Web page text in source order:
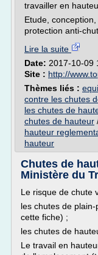
travailler en
Etude,
protection anti-
Lire la suite
Date: 2017-10-09
Site : http://
Thèmes liés :
contre les chutes
les chutes de
chutes de hauteur
hauteur
hauteur
Chutes de
Ministère du
Le risque de chute
les chutes de
cette fiche) ;
les chutes de
Le travail en